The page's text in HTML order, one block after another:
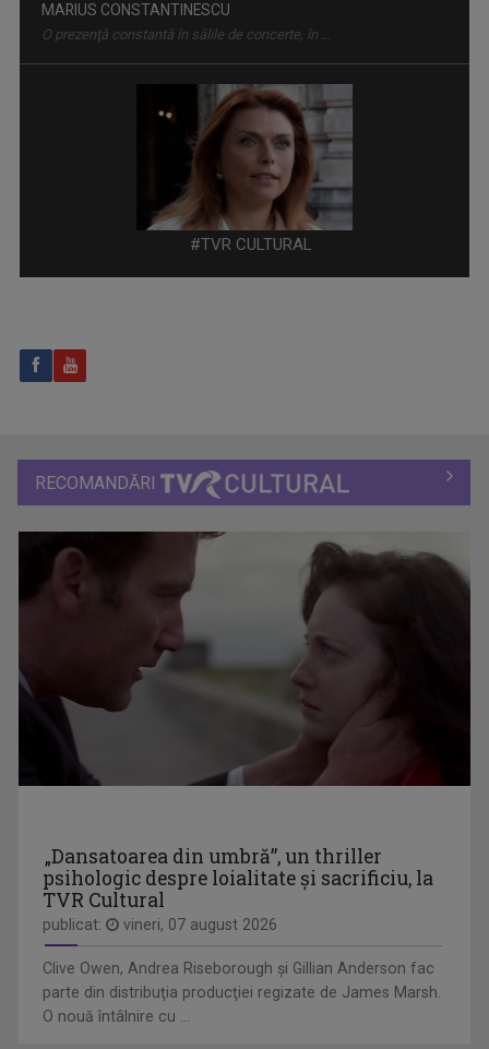
„Actul 0” este o emisiune de televiziune ...
ARTA LA COLȚ DE STRADĂ
Dacă adesea emisiunile culturale sunt ...
MATCA. LITERATURĂ ÎN DIRECT
Magazinul dedicat literaturii contemporane, ...
Ca producător tv, este implicată în realizarea ...
RAFAEL UDRIŞTE
#TVR CULTURAL
RECOMANDĂRI
„Dansatoarea din umbră”, un thriller
psihologic despre loialitate și sacrificiu, la
TVR Cultural
publicat: vineri, 07 august 2026
Clive Owen, Andrea Riseborough şi Gillian Anderson fac
parte din distribuţia producţiei regizate de James Marsh.
O nouă întâlnire cu ...